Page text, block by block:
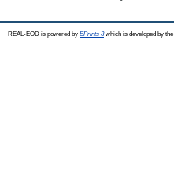
REAL-EOD is powered by EPrints 3which is developed by the